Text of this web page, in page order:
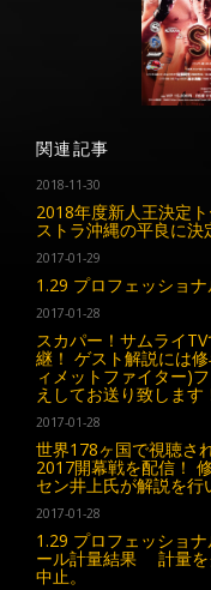
関連記事
2018-11-30
2018年度新人王決定
ストラ沖縄の平良に決
2017-01-29
1.29 プロフェッショ
2017-01-28
スカパー！サムライ
継！ ゲスト解説には
ィメットファイター)
えしてお送り致します
2017-01-28
世界178ヶ国で視聴さ
2017開幕戦を配信！
セン井上氏が解説を行
2017-01-28
1.29 プロフェッショ
ール計量結果 計量を
中止。